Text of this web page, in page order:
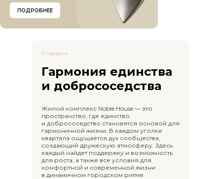
ПОДРОБНЕЕ
Жилой комплекс Noble House — это
пространство, где единство
и добрососедство становятся основой для
гармоничной жизни. В каждом уголке
квартала ощущается дух сообщества,
создающий дружескую атмосферу. Здесь
каждый найдет поддержку и возможность
для роста, а также все условия для
комфортной и современной жизни
в динамичном городском ритме.
О проекте
Гармония единства
и добрососедства